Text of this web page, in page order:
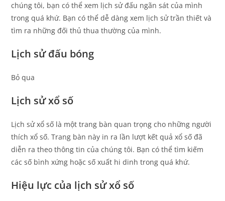
chúng tôi, bạn có thể xem lịch sử đấu ngãn sát của mình
trong quá khứ. Bạn có thể dễ dàng xem lịch sử trần thiết và
tìm ra những đối thủ thua thường của mình.
Lịch sử đấu bóng
Bỏ qua
Lịch sử xổ số
Lịch sử xổ số là một trang bàn quan trọng cho những người
thích xổ số. Trang bàn này in ra lần lượt kết quả xổ số đã
diễn ra theo thông tin của chúng tôi. Bạn có thể tìm kiếm
các số bình xứng hoặc số xuất hi dinh trong quá khứ.
Hiệu lực của lịch sử xổ số